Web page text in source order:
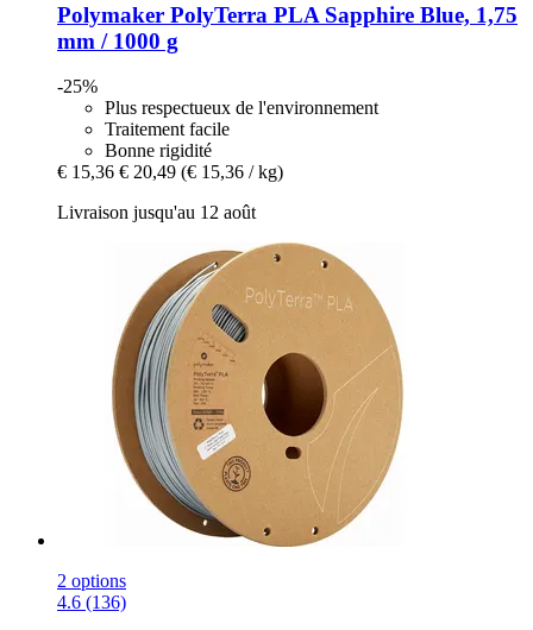
Polymaker PolyTerra PLA Sapphire Blue, 1,75
mm / 1000 g
-25%
Plus respectueux de l'environnement
Traitement facile
Bonne rigidité
€ 15,36 € 20,49 (€ 15,36 / kg)
Livraison jusqu'au 12 août
2 options
4.6 (136)